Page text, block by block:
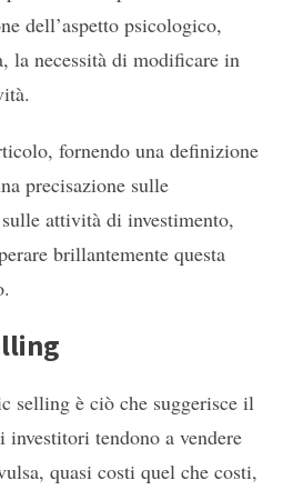
dell’aspetto psicologico,
la necessità di modificare in
fornendo una definizione
precisazione sulle
attività di investimento,
brillantemente questa
selling è ciò che suggerisce il
tendono a vendere
quasi costi quel che costi,